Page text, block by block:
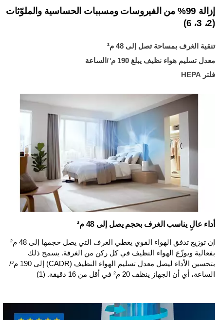
إزالة 99% من الفيروسات ومسببات الحساسية والملوّثات
(2، 3، 6)
تنقية الغرف بمساحة تصل إلى 48 م²
معدل تسليم هواء نظيف يبلغ 190 م³/الساعة
فلتر HEPA
أداء عالٍ يناسب الغرف بحجم يصل إلى 48 م²
إن توزيع تدفق الهواء القوي يغطي الغرف التي يصل حجمها إلى 48 م²
بفعالية ويوزّع الهواء النظيف في كل ركن من الغرفة. يسمح ذلك
بتحسين الأداء ليصل معدل تسليم الهواء النظيف (CADR) إلى 190 م³/
الساعة، أي أن الجهاز ينظف 20 م² في أقل من 16 دقيقة. (1)